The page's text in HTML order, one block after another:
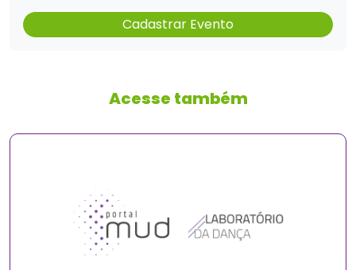
Cadastrar Evento
Acesse também